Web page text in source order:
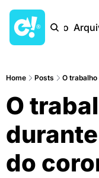
Início
Home Posts O
O
do